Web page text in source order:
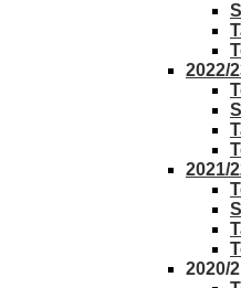
2022/
2021/
2020/